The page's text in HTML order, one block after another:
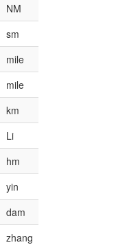
NM
sm
mile
mile
km
Li
hm
yin
dam
zhang